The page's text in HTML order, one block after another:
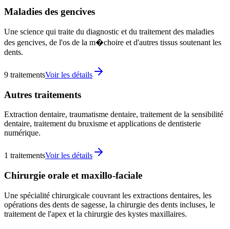
Maladies des gencives
Une science qui traite du diagnostic et du traitement des maladies
des gencives, de l'os de la m�choire et d'autres tissus soutenant les
dents.
9 traitementsVoir les détails
Autres traitements
Extraction dentaire, traumatisme dentaire, traitement de la sensibilité
dentaire, traitement du bruxisme et applications de dentisterie
numérique.
1 traitementsVoir les détails
Chirurgie orale et maxillo-faciale
Une spécialité chirurgicale couvrant les extractions dentaires, les
opérations des dents de sagesse, la chirurgie des dents incluses, le
traitement de l'apex et la chirurgie des kystes maxillaires.